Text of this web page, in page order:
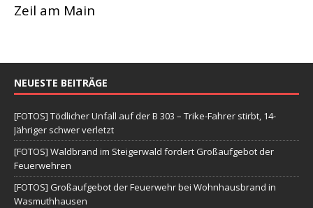
Zeil am Main
NEUESTE BEITRÄGE
[FOTOS] Tödlicher Unfall auf der B 303 – Trike-Fahrer stirbt, 14-
Jähriger schwer verletzt
[FOTOS] Waldbrand im Steigerwald fordert Großaufgebot der
Feuerwehren
[FOTOS] Großaufgebot der Feuerwehr bei Wohnhausbrand in
Wasmuthhausen